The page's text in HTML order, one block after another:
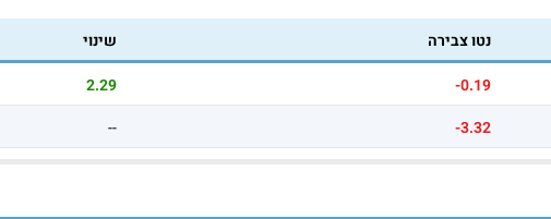
נטו צבירה
שינוי
-0.19
2.29
-3.32
--